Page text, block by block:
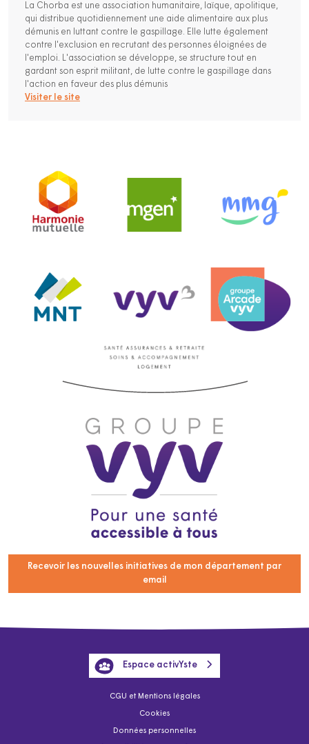
La Chorba est une association humanitaire, laïque, apolitique,
qui distribue quotidiennement une aide alimentaire aux plus
démunis en luttant contre le gaspillage. Elle lutte également
contre l'exclusion en recrutant des personnes éloignées de
l'emploi. L'association se développe, se structure tout en
gardant son esprit militant, de lutte contre le gaspillage dans
l'action en faveur des plus démunis
Visiter le site
Recevoir les nouvelles initiatives de mon département par
email
CGU et Mentions légales
Cookies
Données personnelles
Espace activYste